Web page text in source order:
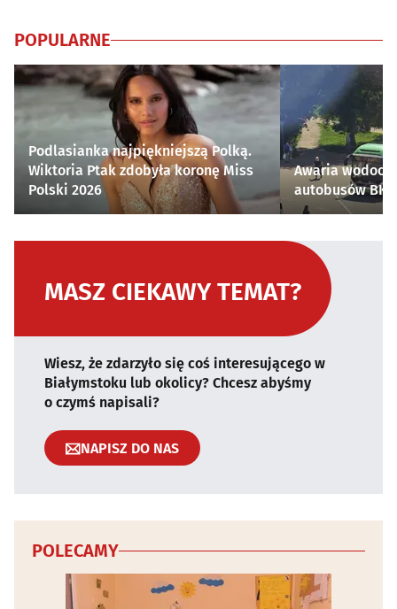
POPULARNE
Podlasianka najpiękniejszą Polką.
Wiktoria Ptak zdobyła koronę Miss
Polski 2026
Awaria
autobusów
MASZ CIEKAWY TEMAT?
Wiesz, że zdarzyło się coś interesującego w
Białymstoku lub okolicy? Chcesz abyśmy
o czymś napisali?
NAPISZ DO NAS
POLECAMY